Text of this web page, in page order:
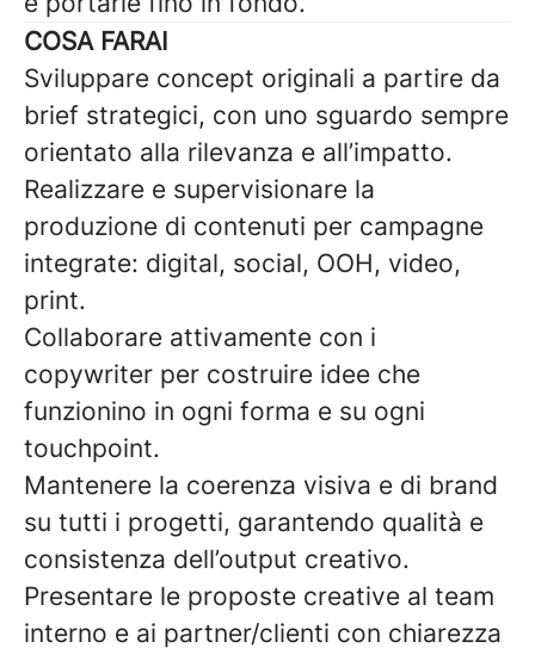
COSA FARAI
Sviluppare concept originali a partire da
brief strategici, con uno sguardo sempre
orientato alla rilevanza e all’impatto.
Realizzare e supervisionare la
produzione di contenuti per campagne
integrate: digital, social, OOH, video,
print.
Collaborare attivamente con i
copywriter per costruire idee che
funzionino in ogni forma e su ogni
touchpoint.
Mantenere la coerenza visiva e di brand
su tutti i progetti, garantendo qualità e
consistenza dell’output creativo.
Presentare le proposte creative al team
interno e ai partner/clienti con chiarezza